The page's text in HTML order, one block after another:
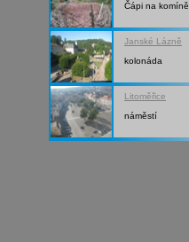
Čápi na komíně
Janské Lázně
kolonáda
Litoměřice
náměstí